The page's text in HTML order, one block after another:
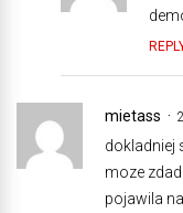
mietass
dokladniej
moze
pojawila